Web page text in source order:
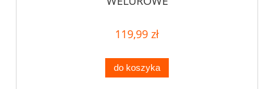
119,99 zł
do koszyka